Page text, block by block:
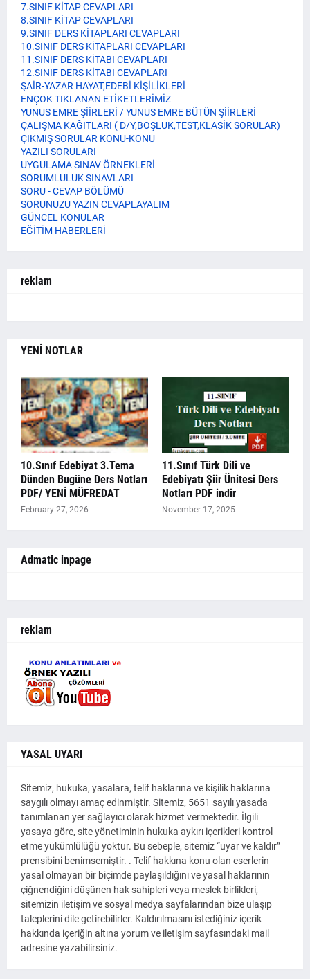
7.SINIF KİTAP CEVAPLARI
8.SINIF KİTAP CEVAPLARI
9.SINIF DERS KİTAPLARI CEVAPLARI
10.SINIF DERS KİTAPLARI CEVAPLARI
11.SINIF DERS KİTABI CEVAPLARI
12.SINIF DERS KİTABI CEVAPLARI
ŞAİR-YAZAR HAYAT,EDEBİ KİŞİLİKLERİ
ENÇOK TIKLANAN ETİKETLERİMİZ
YUNUS EMRE ŞİİRLERİ / YUNUS EMRE BÜTÜN ŞİİRLERİ
ÇALIŞMA KAĞITLARI ( D/Y,BOŞLUK,TEST,KLASİK SORULAR)
ÇIKMIŞ SORULAR KONU-KONU
YAZILI SORULARI
UYGULAMA SINAV ÖRNEKLERİ
SORUMLULUK SINAVLARI
SORU - CEVAP BÖLÜMÜ
SORUNUZU YAZIN CEVAPLAYALIM
GÜNCEL KONULAR
EĞİTİM HABERLERİ
reklam
YENİ NOTLAR
10.Sınıf Edebiyat 3.Tema
Dünden Bugüne Ders Notları
PDF/ YENİ MÜFREDAT
February 27, 2026
11.Sınıf Türk Dili ve
Edebiyatı Şiir Ünitesi Ders
Notları PDF indir
November 17, 2025
Admatic inpage
reklam
YASAL UYARI
Sitemiz, hukuka, yasalara, telif haklarına ve kişilik haklarına
saygılı olmayı amaç edinmiştir. Sitemiz, 5651 sayılı yasada
tanımlanan yer sağlayıcı olarak hizmet vermektedir. İlgili
yasaya göre, site yönetiminin hukuka aykırı içerikleri kontrol
etme yükümlülüğü yoktur. Bu sebeple, sitemiz “uyar ve kaldır”
prensibini benimsemiştir. . Telif hakkına konu olan eserlerin
yasal olmayan bir biçimde paylaşıldığını ve yasal haklarının
çiğnendiğini düşünen hak sahipleri veya meslek birlikleri,
sitemizin iletişim ve sosyal medya sayfalarından bize ulaşıp
taleplerini dile getirebilirler. Kaldırılmasını istediğiniz içerik
hakkında içeriğin altına yorum ve iletişim sayfasındaki mail
adresine yazabilirsiniz.